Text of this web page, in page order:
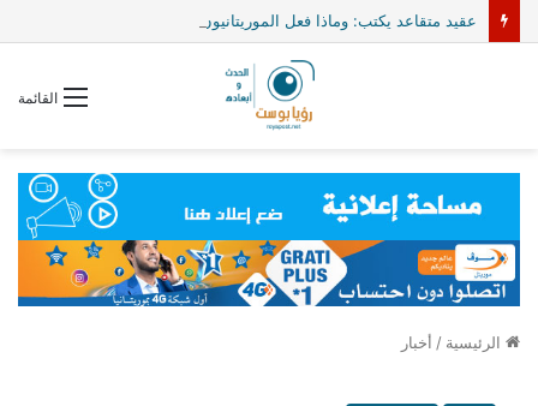
القائمة
الرئيسية / أخبار